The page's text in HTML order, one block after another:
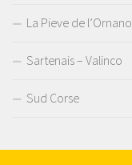
La Pieve de l’Ornano
Sartenais – Valinco
Sud Corse